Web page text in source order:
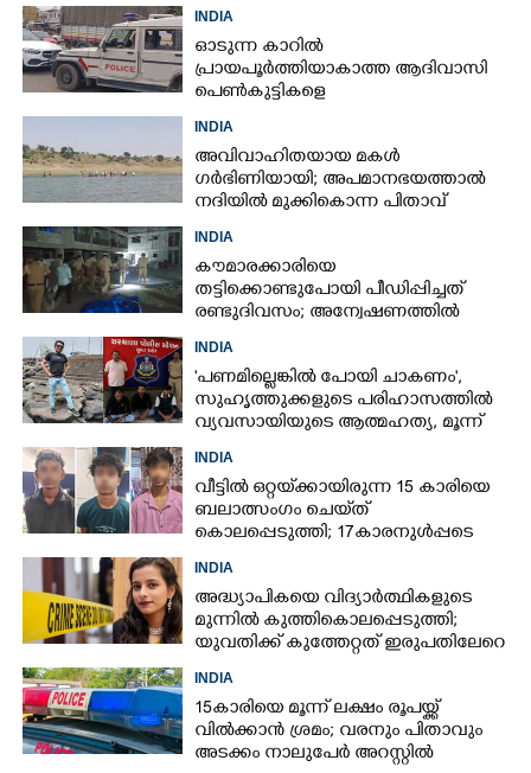
ഭർത്താവ്
INDIA
ഓടുന്ന കാറിൽ
പ്രായപൂർത്തിയാകാത്ത ആദിവാസി
പെൺകുട്ടികളെ
കൂട്ടബലാത്സംഗത്തിന് ഇരയാക്കി;
മൂന്ന് പേർ പിടിയിൽ
INDIA
അവിവാഹിതയായ മകൾ
ഗർഭിണിയായി; അപമാനഭയത്താൽ
നദിയിൽ മുക്കികൊന്ന പിതാവ്
അറസ്റ്റിൽ
INDIA
കൗമാരക്കാരിയെ
തട്ടിക്കൊണ്ടുപോയി പീഡിപ്പിച്ചത്
രണ്ടുദിവസം; അന്വേഷണത്തിൽ
നിർണായകമായത് ഓൺലൈൻ
ഫുഡ് ഡെലിവറി
INDIA
'പണമില്ലെങ്കിൽ പോയി ചാകണം',
സുഹൃത്തുക്കളുടെ പരിഹാസത്തിൽ
വ്യവസായിയുടെ ആത്മഹത്യ, മൂന്ന്
പേർ അറസ്റ്റിൽ
INDIA
വീട്ടിൽ ഒറ്റയ്‌ക്കായിരുന്ന 15 കാരിയെ
ബലാത്സംഗം ചെയ്‌ത്
കൊലപ്പെടുത്തി; 17കാരനുൾപ്പടെ
മൂന്നുപേർ അറസ്റ്റിൽ
INDIA
അദ്ധ്യാപികയെ വിദ്യാർത്ഥികളുടെ
മുന്നിൽ കുത്തികൊലപ്പെടുത്തി;
യുവതിക്ക് കുത്തേറ്റത് ഇരുപതിലേറെ
തവണ
INDIA
15കാരിയെ മൂന്ന് ലക്ഷം രൂപയ്ക്ക്
വിൽക്കാൻ ശ്രമം; വരനും പിതാവും
അടക്കം നാലുപേർ അറസ്റ്റിൽ